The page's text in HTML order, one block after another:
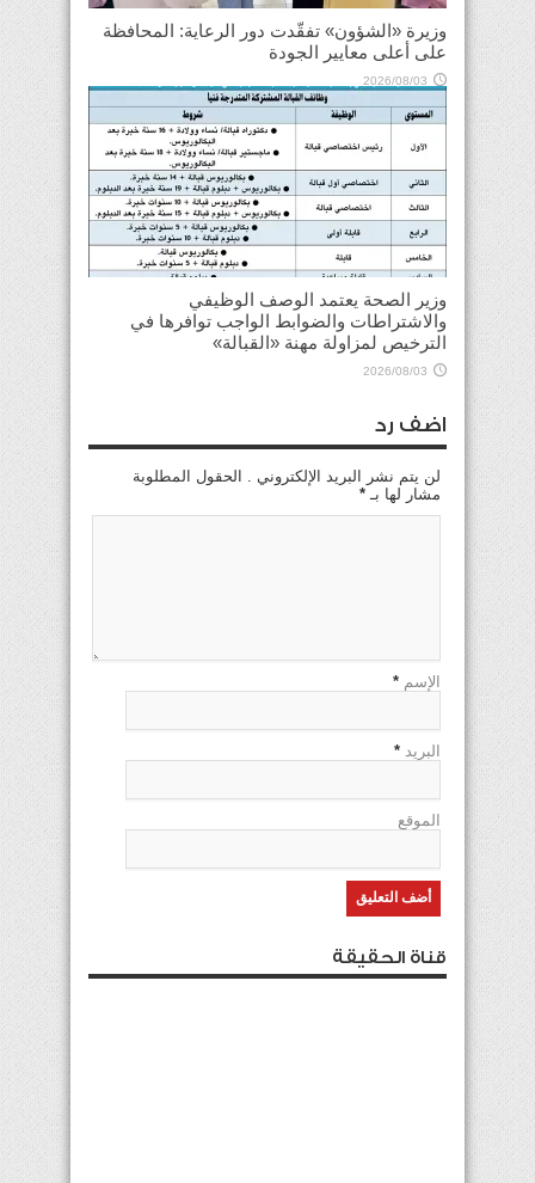
وزيرة «الشؤون» تفقّدت دور الرعاية: المحافظة
على أعلى معايير الجودة
2026/08/03
وزير الصحة يعتمد الوصف الوظيفي
والاشتراطات والضوابط الواجب توافرها في
الترخيص لمزاولة مهنة «القبالة»
2026/08/03
اضف رد
لن يتم نشر البريد الإلكتروني . الحقول المطلوبة
مشار لها بـ *
الإسم *
البريد *
الموقع
قناة الحقيقة